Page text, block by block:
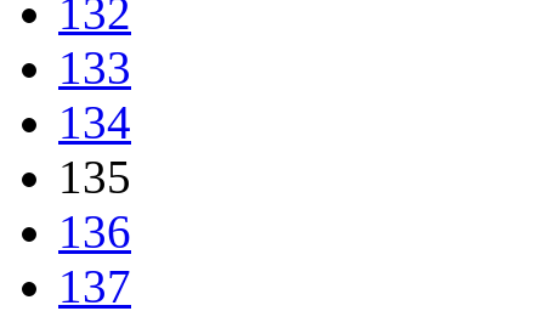
132
133
134
135
136
137